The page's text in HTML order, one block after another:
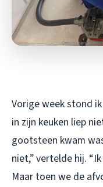
Vorige week stond
in zijn keuken liep
gootsteen kwam
niet,” vertelde hij.
Maar toen we de